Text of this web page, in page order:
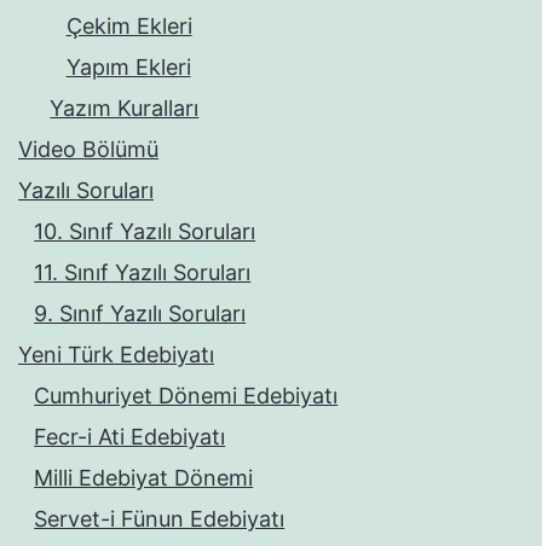
Çekim Ekleri
Yapım Ekleri
Yazım Kuralları
Video Bölümü
Yazılı Soruları
10. Sınıf Yazılı Soruları
11. Sınıf Yazılı Soruları
9. Sınıf Yazılı Soruları
Yeni Türk Edebiyatı
Cumhuriyet Dönemi Edebiyatı
Fecr-i Ati Edebiyatı
Milli Edebiyat Dönemi
Servet-i Fünun Edebiyatı